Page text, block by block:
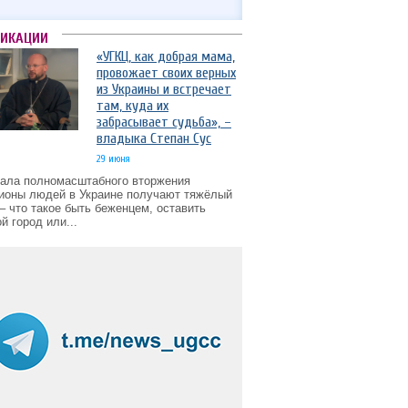
«УГКЦ, как добрая мама,
провожает своих верных
из Украины и встречает
там, куда их
забрасывает судьба», –
владыка Степан Сус
29 июня
полномасштабного вторжения
людей в Украине получают тяжёлый
что такое быть беженцем, оставить
город или...